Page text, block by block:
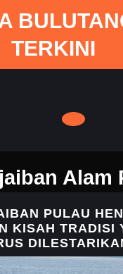
TERKINI
Alam
PULAU
KISAH TRADISI